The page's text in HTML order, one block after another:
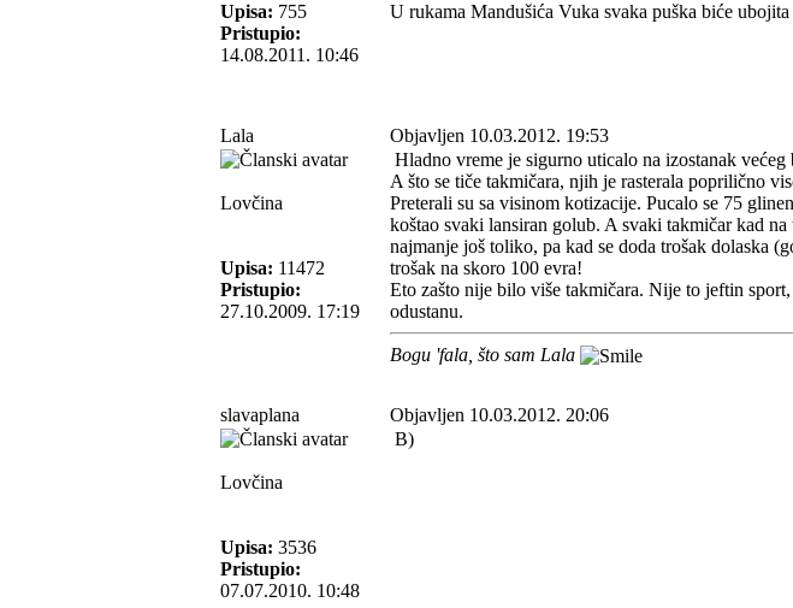
Upisa: 755
Pristupio:
14.08.2011. 10:46
U rukama Mandušića Vuka svaka puška biće ubojita
Lala Objavljen 10.03.2012. 19:53
Lovčina
Upisa: 11472
Pristupio:
27.10.2009. 17:19
Hladno vreme je sigurno uticalo na izostanak većeg
A što se tiče takmičara, njih je rasterala poprilično
Preterali su sa visinom kotizacije. Pucalo se 75
koštao svaki lansiran golub. A svaki takmičar kad
najmanje još toliko, pa kad se doda trošak dolaska
trošak na skoro 100 evra!
Eto zašto nije bilo više takmičara. Nije to jeftin
odustanu.
Bogu 'fala, što sam Lala
slavaplana Objavljen 10.03.2012. 20:06
Lovčina
Upisa: 3536
Pristupio:
07.07.2010. 10:48
B)